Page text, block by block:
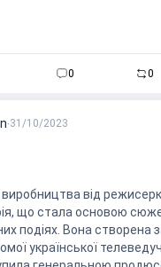
0 0
∙31/10/2023
від
що стала основою
подіях. Вона створена
української